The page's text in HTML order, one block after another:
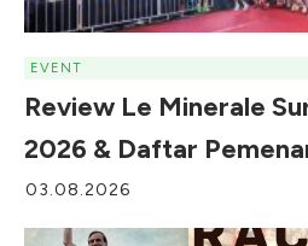
EVENT
Review Le Minerale
2026 & Daftar
03.08.2026